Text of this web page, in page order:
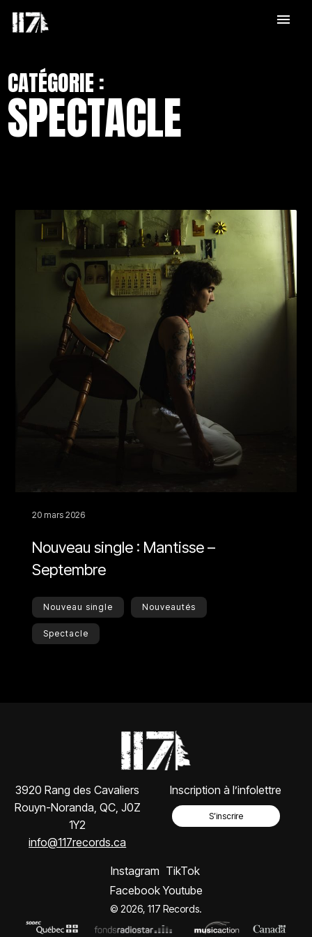
menu
CATÉGORIE :
SPECTACLE
20 mars 2026
Nouveau single : Mantisse –
Septembre
Nouveau single Nouveautés
Spectacle
3920 Rang des Cavaliers
Rouyn-Noranda, QC, J0Z
1Y2
info@117records.ca
Inscription à l’infolettre
S’inscrire
Instagram
Facebook
TikTok
Youtube
© 2026, 117 Records.